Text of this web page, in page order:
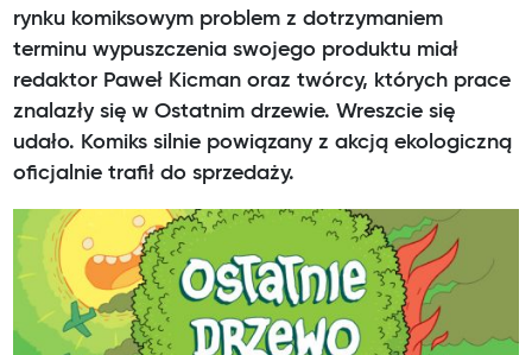
rynku komiksowym problem z dotrzymaniem
terminu wypuszczenia swojego produktu miał
redaktor Paweł Kicman oraz twórcy, których prace
znalazły się w Ostatnim drzewie. Wreszcie się
udało. Komiks silnie powiązany z akcją ekologiczną
oficjalnie trafił do sprzedaży.